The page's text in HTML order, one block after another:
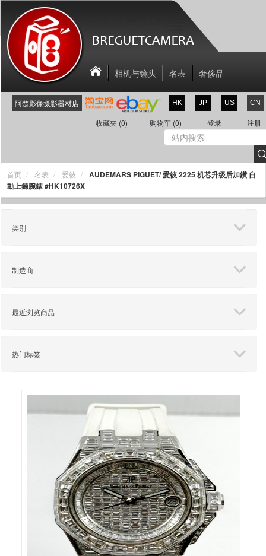
CN
US
JP
HK
阿楚影像摄影器材店
注册
登录
购物车 (0)
收藏夹 (0)
相机与镜头 名表
奢侈品
相机配件
关于我们
联系我们
新商品
折扣区
首页 名表 爱彼
AUDEMARS PIGUET/ 愛彼 2225 机芯升级后加鑽 自
動上鍊腕錶 #HK10726X
类别
制造商
最近浏览商品
热门标签